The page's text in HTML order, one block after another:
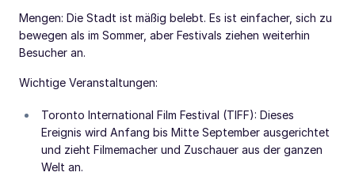
Mengen: Die Stadt ist mäßig belebt. Es ist einfacher, sich zu
bewegen als im Sommer, aber Festivals ziehen weiterhin
Besucher an.
Wichtige Veranstaltungen:
Toronto International Film Festival (TIFF): Dieses
Ereignis wird Anfang bis Mitte September ausgerichtet
und zieht Filmemacher und Zuschauer aus der ganzen
Welt an.